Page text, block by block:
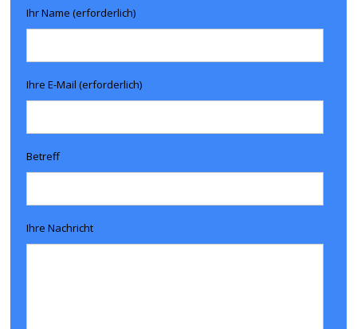
Ihr Name (erforderlich)
Ihre E-Mail (erforderlich)
Betreff
Ihre Nachricht